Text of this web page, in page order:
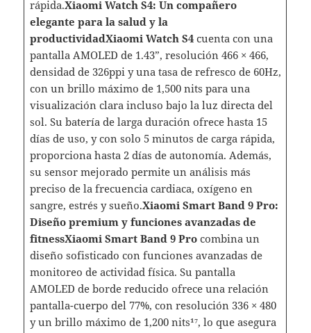
rápida.Xiaomi Watch S4: Un compañero
elegante para la salud y la
productividadXiaomi Watch S4cuenta con una
pantalla AMOLED de 1.43”, resolución 466 × 466,
densidad de 326ppi y una tasa de refresco de 60Hz,
con un brillo máximo de 1,500 nits para una
visualización clara incluso bajo la luz directa del
sol. Su batería de larga duración ofrece hasta 15
días de uso, y con solo 5 minutos de carga rápida,
proporciona hasta 2 días de autonomía. Además,
su sensor mejorado permite un análisis más
preciso de la frecuencia cardiaca, oxígeno en
sangre, estrés y sueño.Xiaomi Smart Band 9 Pro:
Diseño premium y funciones avanzadas de
fitnessXiaomi Smart Band 9 Pro combina un
diseño sofisticado con funciones avanzadas de
monitoreo de actividad física. Su pantalla
AMOLED de borde reducido ofrece una relación
pantalla-cuerpo del 77%, con resolución 336 × 480
y un brillo máximo de 1,200 nits¹⁷, lo que asegura